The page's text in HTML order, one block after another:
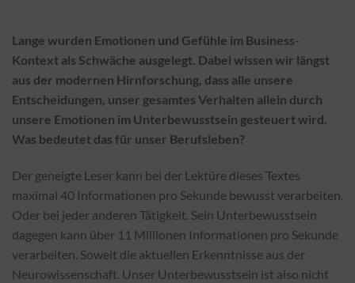
Lange wurden Emotionen und Gefühle im Business-
Kontext als Schwäche ausgelegt. Dabei wissen wir längst
aus der modernen Hirnforschung, dass alle unsere
Entscheidungen, unser gesamtes Verhalten allein durch
unsere Emotionen im Unterbewusstsein gesteuert wird.
Was bedeutet das für unser Berufsleben?
Der geneigte Leser kann bei der Lektüre dieses Textes
maximal 40 Informationen pro Sekunde bewusst verarbeiten.
Oder bei jeder anderen Tätigkeit. Sein Unterbewusstsein
dagegen kann über 11 Millionen Informationen pro Sekunde
verarbeiten. Soweit die aktuellen Erkenntnisse aus der
Neurowissenschaft. Unser Unterbewusstsein ist also nicht